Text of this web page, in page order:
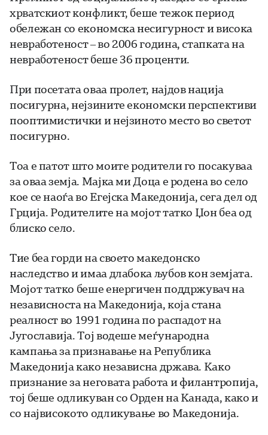
хрватскиот конфликт, беше тежок период
обележан со економска несигурност и висока
невработеност – во 2006 година, стапката на
невработеност беше 36 проценти.
При посетата оваа пролет, најдов нација
посигурна, нејзините економски перспективи
пооптимистички и нејзиното место во светот
посигурно.
Тоа е патот што моите родители го посакуваа
за оваа земја. Мајка ми Доца е родена во село
кое се наоѓа во Егејска Македонија, сега дел од
Грција. Родителите на мојот татко Џон беа од
блиско село.
Тие беа горди на своето македонско
наследство и имаа длабока љубов кон земјата.
Мојот татко беше енергичен поддржувач на
независноста на Македонија, која стана
реалност во 1991 година по распадот на
Југославија. Тој водеше меѓународна
кампања за признавање на Република
Македонија како независна држава. Како
признание за неговата работа и филантропија,
тој беше одликуван со Орден на Канада, како и
со највисокото одликување во Македонија.